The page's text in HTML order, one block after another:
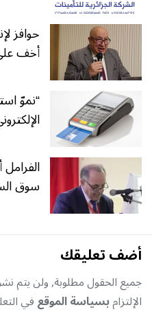
حوافز
أخف
“نموّ
سوق
أضف تعليقك
جميع الحقول مطلوبة, ولن يتم
الإلتزامبسياسة الموقعفي